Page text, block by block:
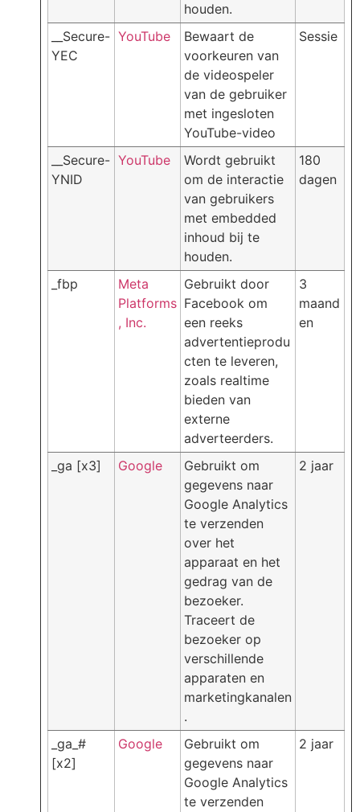
houden.
__Secure-
YEC
YouTube
Bewaart de
voorkeuren van
de videospeler
van de gebruiker
met ingesloten
YouTube-video
Sessie
__Secure-
YNID
YouTube
Wordt gebruikt
om de interactie
van gebruikers
met embedded
inhoud bij te
houden.
180
dagen
_fbp
Meta
Platforms
, Inc.
Gebruikt door
Facebook om
een reeks
advertentieprodu
cten te leveren,
zoals realtime
bieden van
externe
adverteerders.
3
maand
en
_ga [x3] Google
Gebruikt om
gegevens naar
Google Analytics
te verzenden
over het
apparaat en het
gedrag van de
bezoeker.
Traceert de
bezoeker op
verschillende
apparaten en
marketingkanalen
.
2 jaar
_ga_#
[x2]
Google
Gebruikt om
gegevens naar
Google Analytics
te verzenden
2 jaar